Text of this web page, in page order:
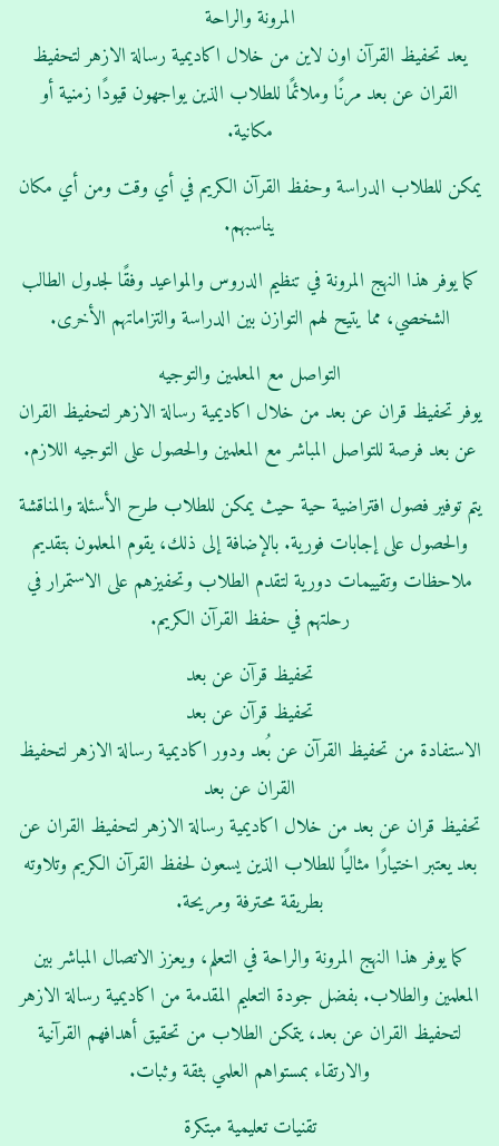
المرونة والراحة
يعد تحفيظ القرآن اون لاين من خلال اكاديمية رسالة الازهر لتحفيظ
القران عن بعد مرنًا وملائمًا للطلاب الذين يواجهون قيودًا زمنية أو
مكانية.
يمكن للطلاب الدراسة وحفظ القرآن الكريم في أي وقت ومن أي مكان
يناسبهم.
كما يوفر هذا النهج المرونة في تنظيم الدروس والمواعيد وفقًا لجدول الطالب
الشخصي، مما يتيح لهم التوازن بين الدراسة والتزاماتهم الأخرى.
التواصل مع المعلمين والتوجيه
يوفر تحفيظ قران عن بعد من خلال اكاديمية رسالة الازهر لتحفيظ القران
عن بعد فرصة للتواصل المباشر مع المعلمين والحصول على التوجيه اللازم.
يتم توفير فصول افتراضية حية حيث يمكن للطلاب طرح الأسئلة والمناقشة
والحصول على إجابات فورية. بالإضافة إلى ذلك، يقوم المعلمون بتقديم
ملاحظات وتقييمات دورية لتقدم الطلاب وتحفيزهم على الاستمرار في
رحلتهم في حفظ القرآن الكريم.
تحفيظ قرآن عن بعد
تحفيظ قرآن عن بعد
الاستفادة من تحفيظ القرآن عن بُعد ودور اكاديمية رسالة الازهر لتحفيظ
القران عن بعد
تحفيظ قران عن بعد من خلال اكاديمية رسالة الازهر لتحفيظ القران عن
بعد يعتبر اختيارًا مثاليًا للطلاب الذين يسعون لحفظ القرآن الكريم وتلاوته
بطريقة محترفة ومريحة.
كما يوفر هذا النهج المرونة والراحة في التعلم، ويعزز الاتصال المباشر بين
المعلمين والطلاب. بفضل جودة التعليم المقدمة من اكاديمية رسالة الازهر
لتحفيظ القران عن بعد، يتمكن الطلاب من تحقيق أهدافهم القرآنية
والارتقاء بمستواهم العلمي بثقة وثبات.
تقنيات تعليمية مبتكرة